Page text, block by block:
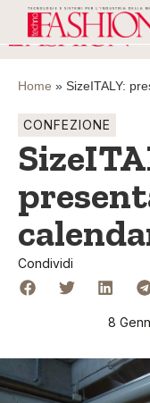
Home » SizeITALY:
CONFEZIONE
Condividi
8